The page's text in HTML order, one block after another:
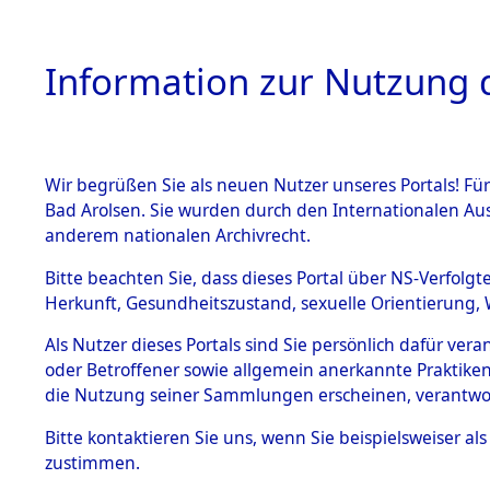
HOME
BESTÄNDE
Inhaftierungsdoku
mente
1.2.9 Beim ITS
verwahrte
1.2.9.1
Effekten aus
0001
Information zur Nutzung
Wir begrüßen Sie als neuen Nutzer unseres Portals!
Bad Arolsen. Sie wurden durch den Internationalen
anderem nationalen Archivrecht.
Bitte beachten Sie, dass dieses Portal über NS-
Herkunft, Gesundheitszustand, sexuelle
Als Nutzer dieses Portals sind Sie persönlich dafür
oder Betroffener sowie allgemein anerkannte
die Nutzung seiner Sammlungen erscheinen,
Bitte kontaktieren Sie uns, wenn Sie beispielsweiser
zustimmen.